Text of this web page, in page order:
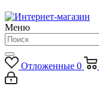
Меню
Отложенные 0